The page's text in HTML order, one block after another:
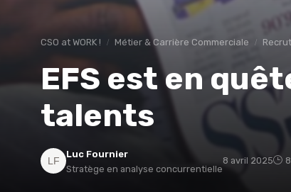
CSO at WORK ! Métier & Carrière Commerciale
EFS est en
talents
Luc Fournier
Stratège en analyse concurrentielle
8 avril 2025